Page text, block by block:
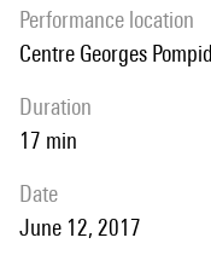
performance location
Centre Georges
duration
17 min
date
June 12, 2017